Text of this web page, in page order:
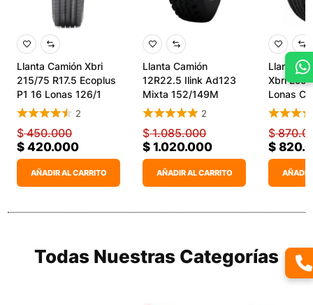
Llanta Camión Xbri
215/75 R17.5 Ecoplus
P1 16 Lonas 126/1
2
$450.000
$ 420.000
AÑADIR AL CARRITO
Llanta Camión
12R22.5 Ilink Ad123
Mixta 152/149M
2
$1.085.000
$ 1.020.000
AÑADIR AL CARRITO
Llanta
Xbri
Lonas
$
$
AÑADIR
Todas Nuestras Categorías